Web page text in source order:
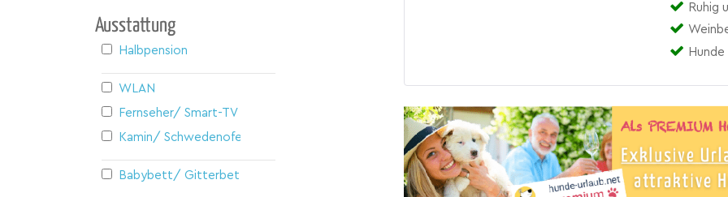
Ausstattung
Halbpension
WLAN
Fernseher/ Smart-TV
Kamin/ Schwedenofen
Babybett/ Gitterbett
Ruhig